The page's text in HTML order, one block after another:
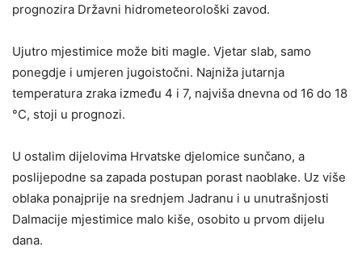
prognozira Državni hidrometeorološki zavod.
Ujutro mjestimice može biti magle. Vjetar slab, samo
ponegdje i umjeren jugoistočni. Najniža jutarnja
temperatura zraka između 4 i 7, najviša dnevna od 16 do 18
°C, stoji u prognozi.
U ostalim dijelovima Hrvatske djelomice sunčano, a
poslijepodne sa zapada postupan porast naoblake. Uz više
oblaka ponajprije na srednjem Jadranu i u unutrašnjosti
Dalmacije mjestimice malo kiše, osobito u prvom dijelu
dana.